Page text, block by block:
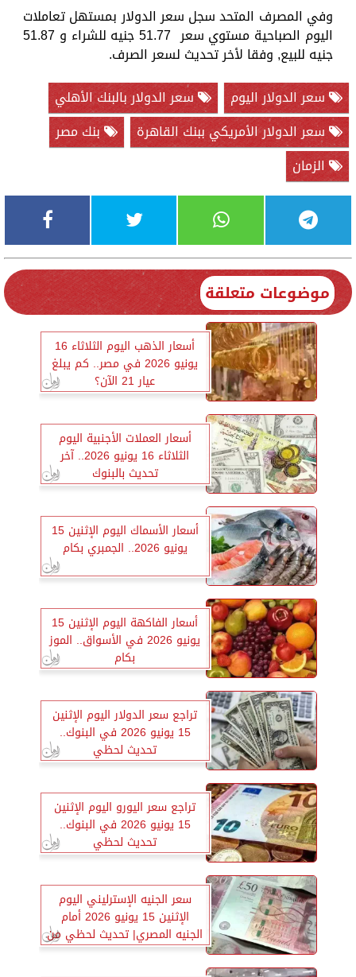
وفي المصرف المتحد سجل سعر الدولار بمستهل تعاملات
اليوم الصباحية مستوي سعر 51.77 جنيه للشراء و 51.87
جنيه للبيع, وفقا لأخر تحديث لسعر الصرف.
سعر الدولار اليوم
سعر الدولار بالبنك الأهلي
سعر الدولار الأمريكي ببنك القاهرة
بنك مصر
الزمان
موضوعات متعلقة
أسعار الذهب اليوم الثلاثاء 16
يونيو 2026 في مصر.. كم يبلغ
عيار 21 الآن؟
أسعار العملات الأجنبية اليوم
الثلاثاء 16 يونيو 2026.. آخر
تحديث بالبنوك
أسعار الأسماك اليوم الإثنين 15
يونيو 2026.. الجمبري بكام
أسعار الفاكهة اليوم الإثنين 15
يونيو 2026 في الأسواق.. الموز
بكام
تراجع سعر الدولار اليوم الإثنين
15 يونيو 2026 في البنوك..
تحديث لحظي
تراجع سعر اليورو اليوم الإثنين
15 يونيو 2026 في البنوك..
تحديث لحظي
سعر الجنيه الإسترليني اليوم
الإثنين 15 يونيو 2026 أمام
الجنيه المصري| تحديث لحظي من
جميع البنوك